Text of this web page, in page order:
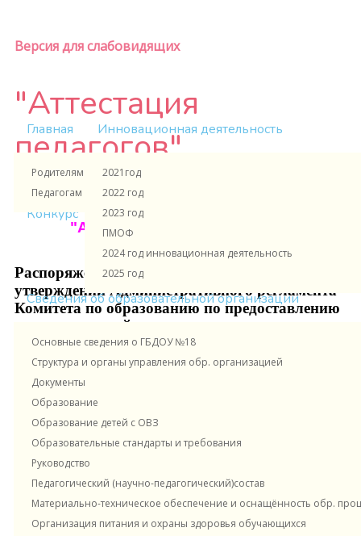
Версия для слабовидящих
Главная
Родителям и ученикам
Педагогам и сотрудникам
Инновационная деятельность
2021год
2022 год
2023 год
ПМОФ
2024 год инновационная деятельность
2025 год
Конкурс
Сведения об образовательной организации
Основные сведения о ГБДОУ №18
Структура и органы управления обр. организацией
Документы
Образование
Образование детей с ОВЗ
Образовательные стандарты и требования
Руководство
Педагогический (научно-педагогический)состав
Материально-техническое обеспечение и оснащённость обр.
Организация питания и охраны здоровья обучающихся
Новости и материалы
Внутрифирменное обучение
"Аттестация
педагогов"
Выпуск №2
"Аттестация педагогов ДОУ"
Распоряжение №1157-р от 31.08.2023 года Об
утверждении Административного регламента
Комитета по образованию по предоставлению
государственной услуги по организации и
проведению аттестации педагогических
работников организаций, осуществляющих
образовательную деятельность и находящихся
в ведении исполнительных органов
государственной власти Санкт-Петербурга,
педагогических работников частных
организаций, осуществляющих
образовательную деятельность на территории
Санкт-Петербурга, в соответствии с
действующими нормативными правовыми
актами Российской Федерации